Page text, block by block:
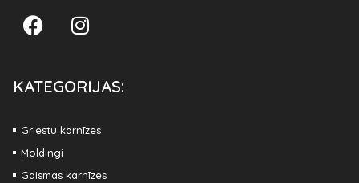
KATEGORIJAS:
Griestu karnīzes
Moldingi
Gaismas karnīzes